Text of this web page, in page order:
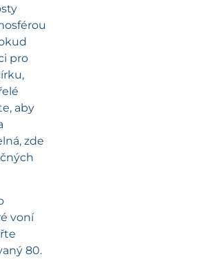
pro
aby
zde
voní
80.